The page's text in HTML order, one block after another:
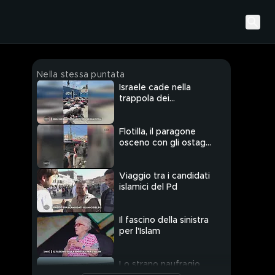
Nella stessa puntata
Israele cade nella
trappola dei
Flotilla, il paragone
osceno con gli ostaggi
Viaggio tra i candidati
islamici del Pd
Il fascino della sinistra
per l'Islam
Lo strano naufragio